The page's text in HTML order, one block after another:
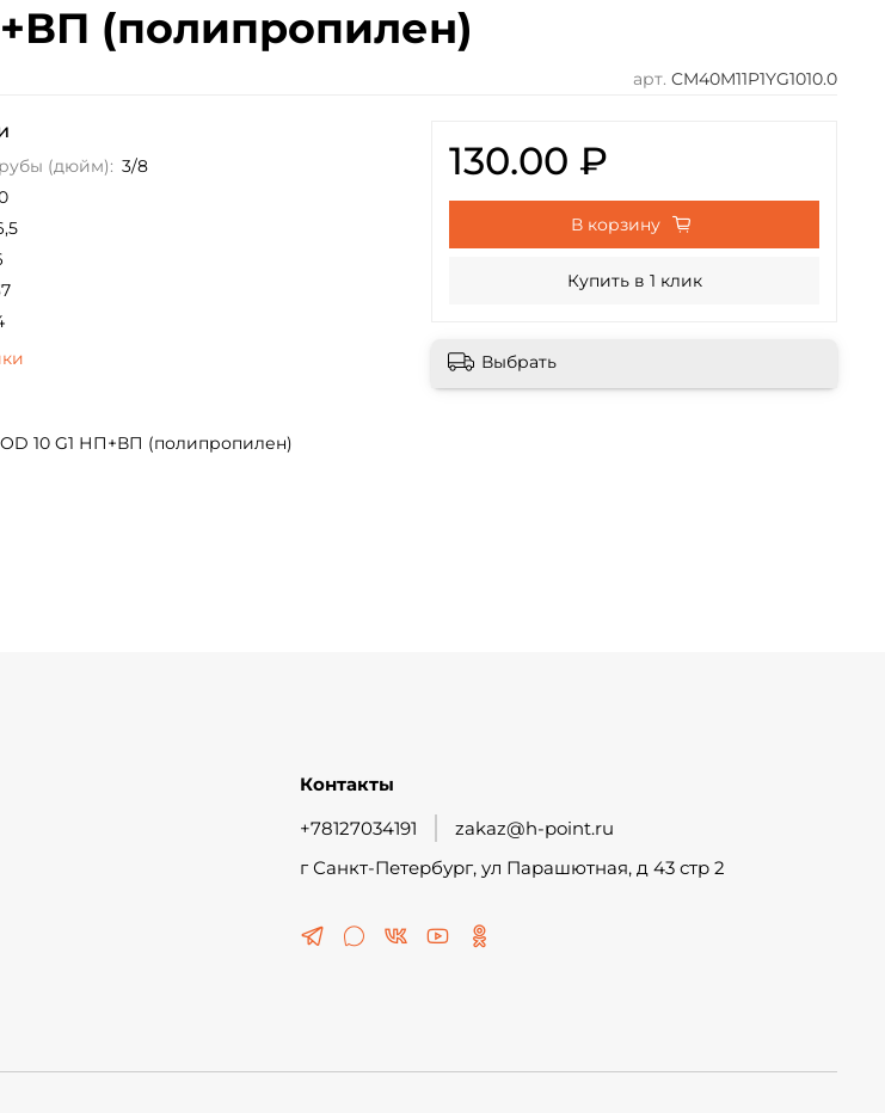
(полипропилен)
арт. CM40M11P1YG1010.0
(дюйм): 3/8
10 G1 НП+ВП (полипропилен)
130.00 ₽
В корзину
Купить в 1 клик
Выбрать
Контакты
+78127034191
zakaz@h-point.ru
г Санкт-Петербург, ул Парашютная, д 43 стр 2